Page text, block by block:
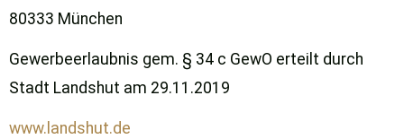
80333 München
Gewerbeerlaubnis gem. § 34 c GewO erteilt durch
Stadt Landshut am 29.11.2019
www.landshut.de